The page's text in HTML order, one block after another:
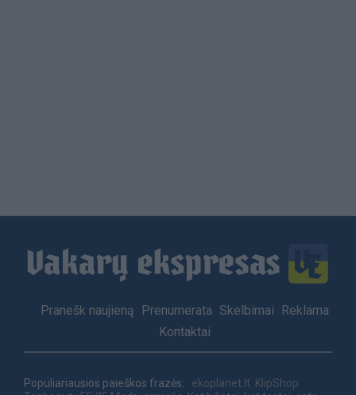
Footer
Pranešk naujieną Prenumerata Skelbimai
Reklama
Kontaktai
Populiariausios paieškos frazės: ekoplanet.lt KlipShop